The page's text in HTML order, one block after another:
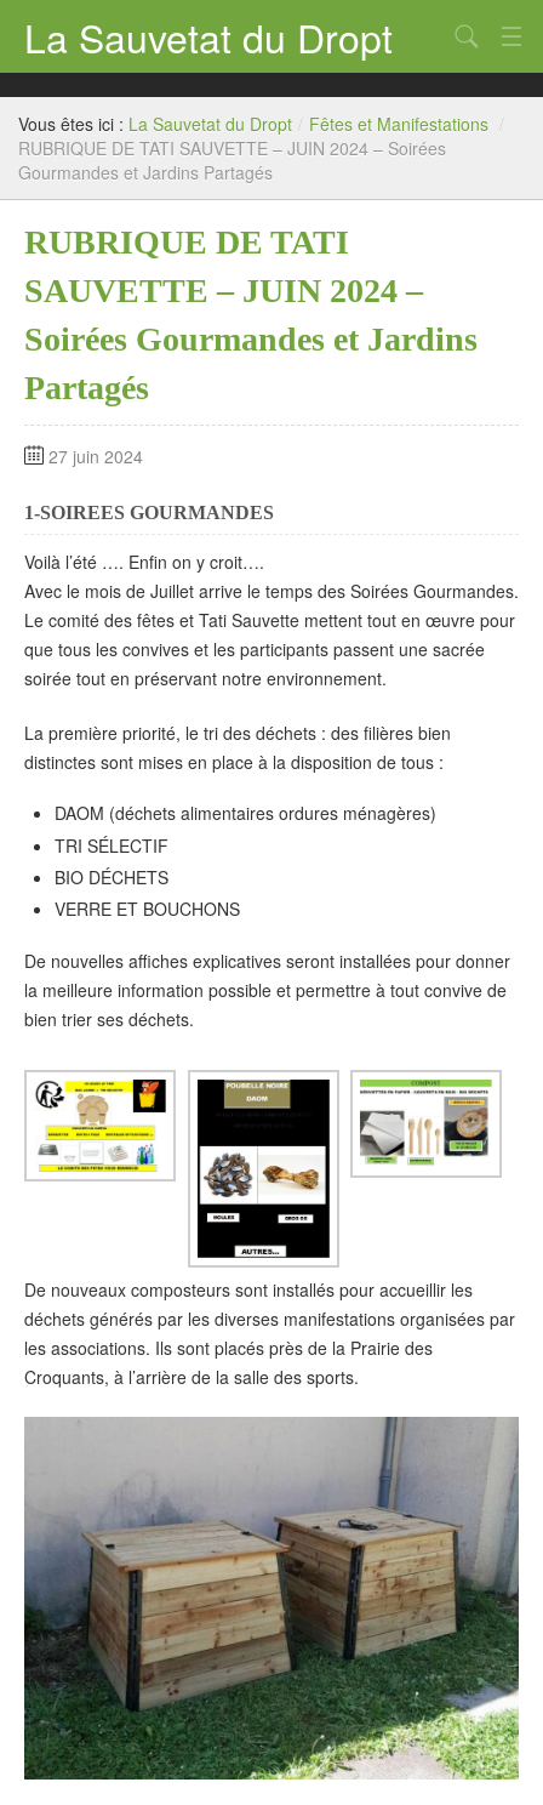
La Sauvetat du Dropt
Accueil
Mairie
Le village
Annuaire Pro
Écoles
Archives
Agenda 2026
Contact
Chercher
Vous êtes ici : La Sauvetat du Dropt / Fêtes et Manifestations /
RUBRIQUE DE TATI SAUVETTE – JUIN 2024 – Soirées
Gourmandes et Jardins Partagés
RUBRIQUE DE TATI
SAUVETTE – JUIN 2024 –
Soirées Gourmandes et Jardins
Partagés
27 juin 2024
1-SOIREES GOURMANDES
Voilà l’été …. Enfin on y croit….
Avec le mois de Juillet arrive le temps des Soirées Gourmandes.
Le comité des fêtes et Tati Sauvette mettent tout en œuvre pour
que tous les convives et les participants passent une sacrée
soirée tout en préservant notre environnement.
La première priorité, le tri des déchets : des filières bien
distinctes sont mises en place à la disposition de tous :
DAOM (déchets alimentaires ordures ménagères)
TRI SÉLECTIF
BIO DÉCHETS
VERRE ET BOUCHONS
De nouvelles affiches explicatives seront installées pour donner
la meilleure information possible et permettre à tout convive de
bien trier ses déchets.
De nouveaux composteurs sont installés pour accueillir les
déchets générés par les diverses manifestations organisées par
les associations. Ils sont placés près de la Prairie des
Croquants, à l’arrière de la salle des sports.